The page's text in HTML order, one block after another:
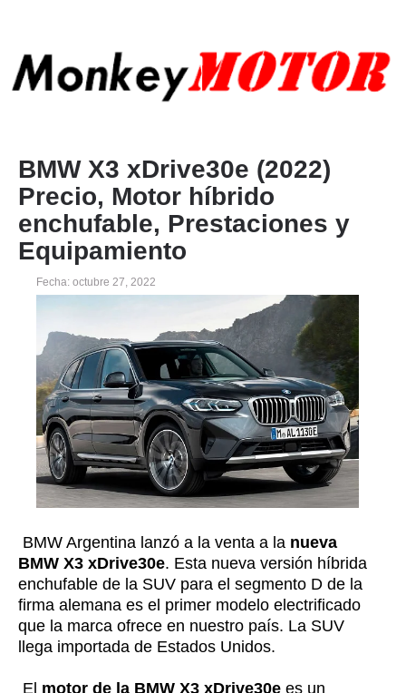
BMW X3 xDrive30e (2022)
Precio, Motor híbrido
enchufable, Prestaciones y
Equipamiento
Fecha: octubre 27, 2022
BMW Argentina lanzó a la venta a la nueva
BMW X3 xDrive30e. Esta nueva versión híbrida
enchufable de la SUV para el segmento D de la
firma alemana es el primer modelo electrificado
que la marca ofrece en nuestro país. La SUV
llega importada de Estados Unidos.
El motor de la BMW X3 xDrive30e es un